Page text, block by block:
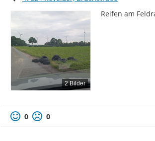
2 Bilder
Reifen am
0 0